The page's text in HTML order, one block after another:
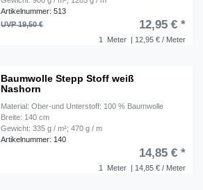
Artikelnummer: 513
1 Meter | 12,95 € / Meter
UVP 19,50 € 12,95 € *
Baumwolle Stepp Stoff weiß
Nashorn
Material: Ober-und Unterstoff: 100 % Baumwolle
Breite: 140 cm
Gewicht: 335 g / m²; 470 g / m
Artikelnummer: 140
1 Meter | 14,85 € / Meter
14,85 € *